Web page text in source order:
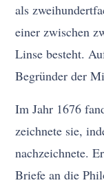
als
einer zwischen
Linse besteht.
Begründer der
Im Jahr 1676
zeichnete sie,
nachzeichnete.
Briefe an die